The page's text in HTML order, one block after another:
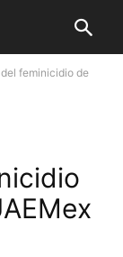
feminicidio de